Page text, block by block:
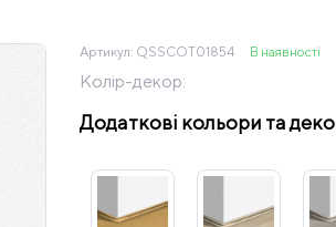
Артикул: QSSCOT01854 В наявності
Колір-декор:
Додаткові кольори та